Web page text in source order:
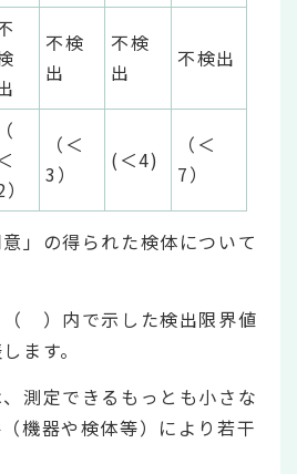
不検
出
不検
出
不検出
（
（＜
3）
(＜4)
（＜
7）
」の得られた検体について
）内で示した検出限界値
ます。
、測定できるもっとも小さな
機器や検体等）により若干